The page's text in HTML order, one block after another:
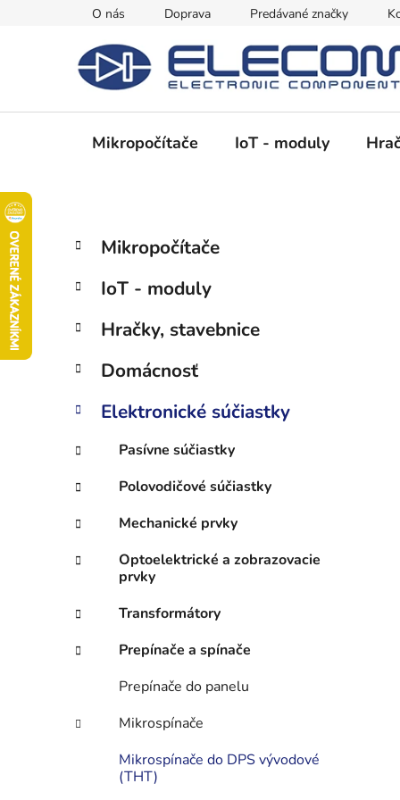
O nás Doprava Predávané značky
Mikropočítače IoT - moduly
B
č
ý
a
n
e
l
Preskočiť
kategórie
K
a
e
ó
i
Mikropočítače
IoT - moduly
Hračky, stavebnice
Domácnosť
Elektronické súčiastky
Pasívne súčiastky
Polovodičové súčiastky
Mechanické prvky
Optoelektrické a zobrazovacie
prvky
Transformátory
Prepínače a spínače
Prepínače do panelu
Mikrospínače
Mikrospínače do DPS vývodové
(THT)